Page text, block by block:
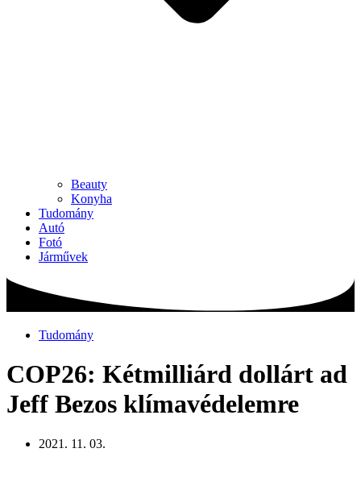
Beauty
Konyha
Tudomány
Autó
Fotó
Járművek
Tudomány
COP26: Kétmilliárd dollárt ad
Jeff Bezos klímavédelemre
2021. 11. 03.